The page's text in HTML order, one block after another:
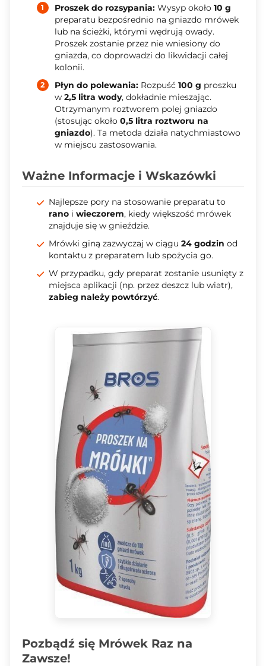
Proszek do rozsypania:Wysyp około 10 g
preparatu bezpośrednio na gniazdo mrówek
lub na ścieżki, którymi wędrują owady.
Proszek zostanie przez nie wniesiony do
gniazda, co doprowadzi do likwidacji całej
kolonii.
Płyn do polewania:Rozpuść 100 g proszku
w 2,5 litra wody, dokładnie mieszając.
Otrzymanym roztworem polej gniazdo
(stosując około 0,5 litra roztworu na
gniazdo). Ta metoda działa natychmiastowo
w miejscu zastosowania.
Ważne Informacje i Wskazówki
Najlepsze pory na stosowanie preparatu to
ranoi wieczorem, kiedy większość mrówek
znajduje się w gnieździe.
Mrówki giną zazwyczaj w ciągu 24 godzin od
kontaktu z preparatem lub spożycia go.
W przypadku, gdy preparat zostanie usunięty z
miejsca aplikacji (np. przez deszcz lub wiatr),
zabieg należy powtórzyć.
Pozbądź się Mrówek Raz na
Zawsze!